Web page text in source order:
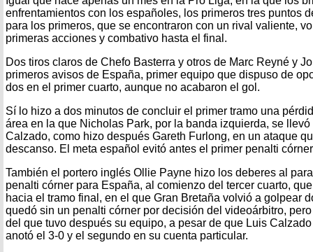
enfrentamientos con los españoles, los primeros tres puntos
para los primeros, que se encontraron con un rival valiente,
primeras acciones y combativo hasta el final.
Dos tiros claros de Chefo Basterra y otros de Marc Reyné y
primeros avisos de España, primer equipo que dispuso de
dos en el primer cuarto, aunque no acabaron el gol.
Sí lo hizo a dos minutos de concluir el primer tramo una
área en la que Nicholas Park, por la banda izquierda, se
Calzado, como hizo después Gareth Furlong, en un ataque
descanso. El meta español evitó antes el primer penalti
También el portero inglés Ollie Payne hizo los deberes al
penalti córner para España, al comienzo del tercer cuarto,
hacia el tramo final, en el que Gran Bretaña volvió a golpear
quedó sin un penalti córner por decisión del videoárbitro,
del que tuvo después su equipo, a pesar de que Luis
anotó el 3-0 y el segundo en su cuenta particular.